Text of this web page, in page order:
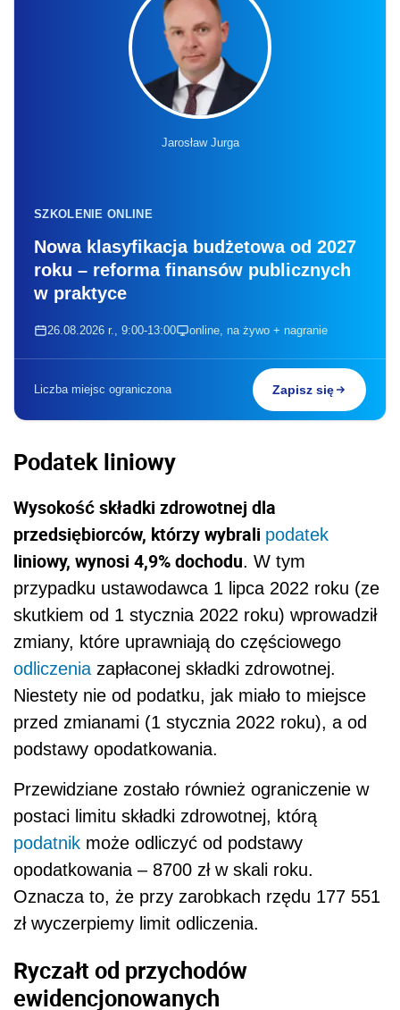
Jarosław Jurga
SZKOLENIE ONLINE
Nowa klasyfikacja budżetowa od 2027
roku – reforma finansów publicznych
w praktyce
26.08.2026 r., 9:00-13:00 online, na żywo + nagranie
Liczba miejsc ograniczona Zapisz się
Podatek liniowy
Wysokość składki zdrowotnej dla
przedsiębiorców, którzy wybrali podatek
liniowy, wynosi 4,9% dochodu. W tym
przypadku ustawodawca 1 lipca 2022 roku (ze
skutkiem od 1 stycznia 2022 roku) wprowadził
zmiany, które uprawniają do częściowego
odliczeniazapłaconej składki zdrowotnej.
Niestety nie od podatku, jak miało to miejsce
przed zmianami (1 stycznia 2022 roku), a od
podstawy opodatkowania.
Przewidziane zostało również ograniczenie w
postaci limitu składki zdrowotnej, którą
podatnik może odliczyć od podstawy
opodatkowania – 8700 zł w skali roku.
Oznacza to, że przy zarobkach rzędu 177 551
zł wyczerpiemy limit odliczenia.
Ryczałt od przychodów
ewidencjonowanych